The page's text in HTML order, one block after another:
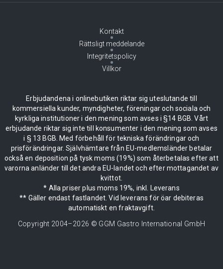
Kontakt
Rättsligt meddelande
Integritetspolicy
Villkor
Erbjudandena i onlinebutiken riktar sig uteslutande till
kommersiella kunder, myndigheter, föreningar och sociala och
kyrkliga institutioner i den mening som avses i §14 BGB. Vårt
erbjudande riktar sig inte till konsumenter i den mening som avses
i § 13 BGB. Med förbehåll för tekniska förändringar och
prisförändringar. Självhämtare från EU-medlemsländer betalar
också en deposition på tysk moms (19%) som återbetalas efter att
varorna anländer till det andra EU-landet och efter mottagandet av
kvittot.
* Alla priser plus moms 19%, inkl. Leverans
** Gäller endast fastlandet. Vid leverans för öar debiteras
automatiskt en fraktavgift.
Copyright 2004–2026 © GGM Gastro International GmbH